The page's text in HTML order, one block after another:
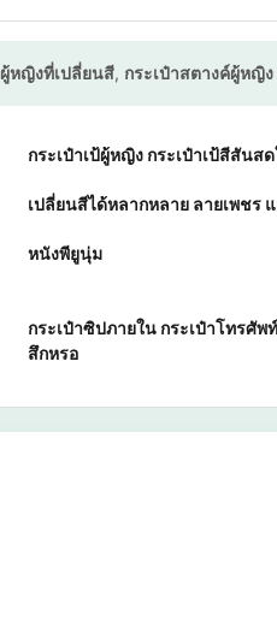
หญิงที่เปลี่ยนสี, กระเป๋าสตางค์ผู้หญิ
กระเป๋าเป้ผู้หญิง กระเป๋าเป้สีสันส
เปลี่ยนสีได้หลากหลาย ลายเพชร
หนังพียูนุ่ม
กระเป๋าซิปภายใน กระเป๋าโทรศั
สึกหรอ